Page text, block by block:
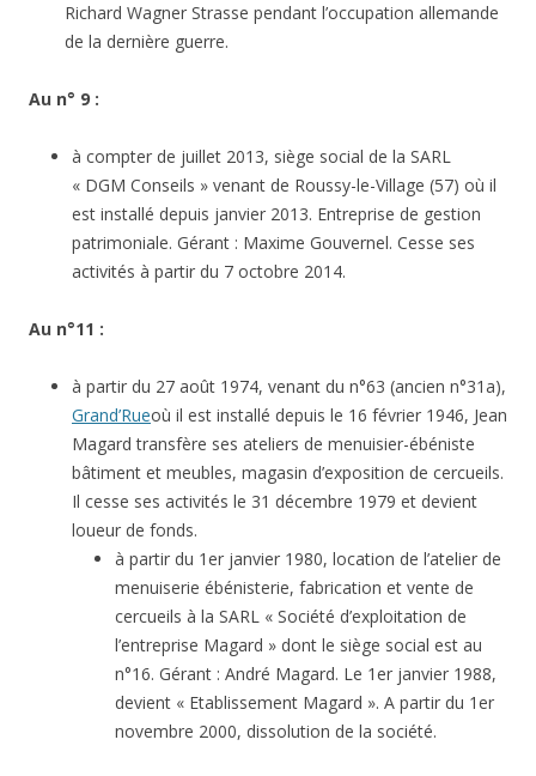
Richard Wagner Strasse pendant l’occupation allemande
de la dernière guerre.
Au n° 9 :
à compter de juillet 2013, siège social de la SARL
« DGM Conseils » venant de Roussy-le-Village (57) où il
est installé depuis janvier 2013. Entreprise de gestion
patrimoniale. Gérant : Maxime Gouvernel. Cesse ses
activités à partir du 7 octobre 2014.
Au n°11 :
à partir du 27 août 1974, venant du n°63 (ancien n°31a),
Grand’Rueoù il est installé depuis le 16 février 1946, Jean
Magard transfère ses ateliers de menuisier-ébéniste
bâtiment et meubles, magasin d’exposition de cercueils.
Il cesse ses activités le 31 décembre 1979 et devient
loueur de fonds.
à partir du 1er janvier 1980, location de l’atelier de
menuiserie ébénisterie, fabrication et vente de
cercueils à la SARL « Société d’exploitation de
l’entreprise Magard » dont le siège social est au
n°16. Gérant : André Magard. Le 1er janvier 1988,
devient « Etablissement Magard ». A partir du 1er
novembre 2000, dissolution de la société.